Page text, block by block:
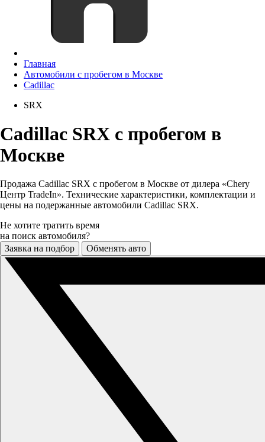
Главная
Автомобили с пробегом в Москве
Cadillac
SRX
Cadillac SRX с пробегом в
Москве
Продажа Cadillac SRX с пробегом в Москве от дилера «Chery
Центр TradeIn». Технические характеристики, комплектации и
цены на подержанные автомобили Cadillac SRX.
Не хотите тратить время
на поиск автомобиля?
Заявка на подбор
Обменять авто